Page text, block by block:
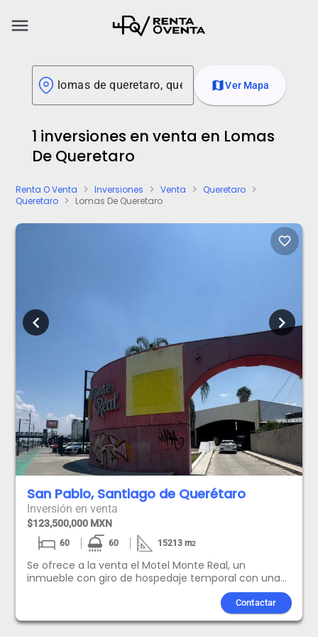
menu
mapVer Mapa
1 inversiones en venta en Lomas
De Queretaro
Renta O Venta chevron_right Inversiones chevron_right Venta chevron_right Queretaro chevron_right
Queretaro chevron_right Lomas De Queretaro
favorite_border
chevron_left chevron_right
San Pablo, Santiago de Querétaro
Inversión en venta
$123,500,000 MXN
60 60 15213m2
Se ofrece a la venta el Motel Monte Real, un
inmueble con giro de hospedaje temporal con una
ubicación verdaderamente privilegiada. Situado con
frente directo sobre la Av. 5 de Febrero, esta
propiedad se encuentra dentro de uno de los
corredores comerciales más importantes y
Contactar